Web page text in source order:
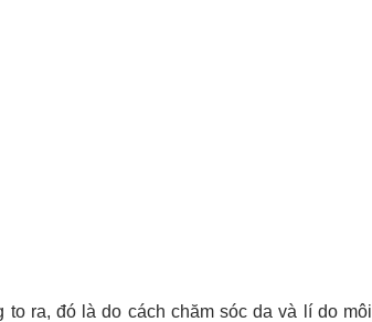
ra, đó là do cách chăm sóc da và lí do môi